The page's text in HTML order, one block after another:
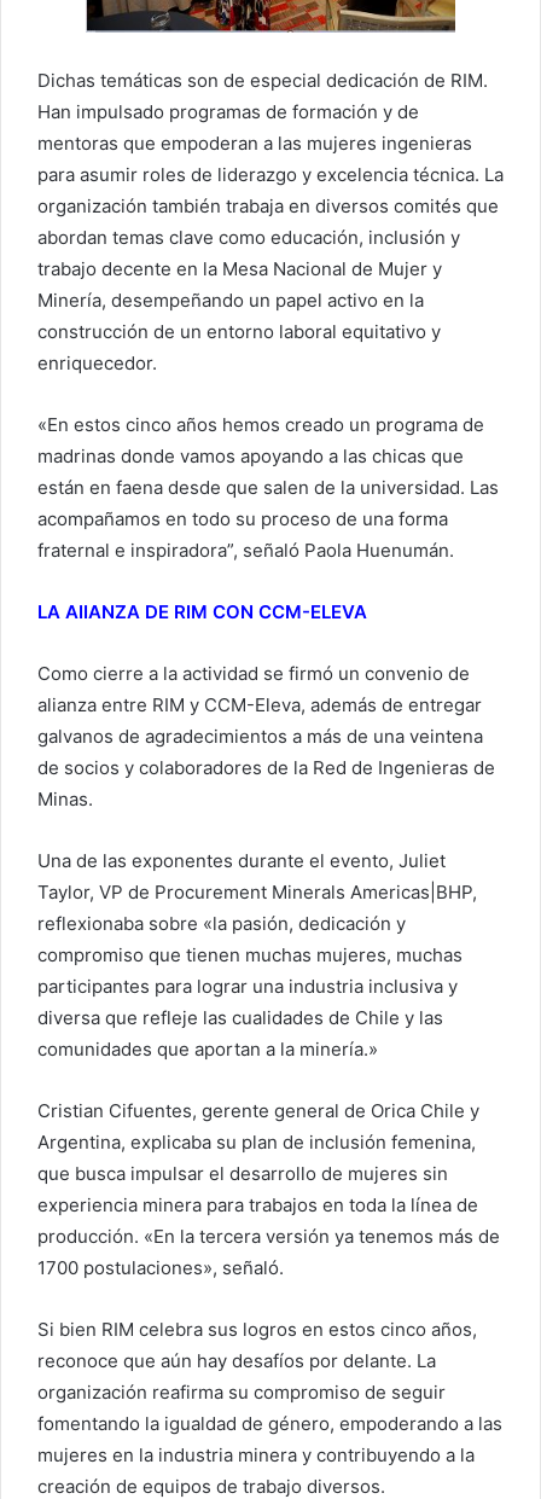
Dichas temáticas son de especial dedicación de RIM.
Han impulsado programas de formación y de
mentoras que empoderan a las mujeres ingenieras
para asumir roles de liderazgo y excelencia técnica. La
organización también trabaja en diversos comités que
abordan temas clave como educación, inclusión y
trabajo decente en la Mesa Nacional de Mujer y
Minería, desempeñando un papel activo en la
construcción de un entorno laboral equitativo y
enriquecedor.
«En estos cinco años hemos creado un programa de
madrinas donde vamos apoyando a las chicas que
están en faena desde que salen de la universidad. Las
acompañamos en todo su proceso de una forma
fraternal e inspiradora”, señaló Paola Huenumán.
LA AIIANZA DE RIM CON CCM-ELEVA
Como cierre a la actividad se firmó un convenio de
alianza entre RIM y CCM-Eleva, además de entregar
galvanos de agradecimientos a más de una veintena
de socios y colaboradores de la Red de Ingenieras de
Minas.
Una de las exponentes durante el evento, Juliet
Taylor, VP de Procurement Minerals Americas|BHP,
reflexionaba sobre «la pasión, dedicación y
compromiso que tienen muchas mujeres, muchas
participantes para lograr una industria inclusiva y
diversa que refleje las cualidades de Chile y las
comunidades que aportan a la minería.»
Cristian Cifuentes, gerente general de Orica Chile y
Argentina, explicaba su plan de inclusión femenina,
que busca impulsar el desarrollo de mujeres sin
experiencia minera para trabajos en toda la línea de
producción. «En la tercera versión ya tenemos más de
1700 postulaciones», señaló.
Si bien RIM celebra sus logros en estos cinco años,
reconoce que aún hay desafíos por delante. La
organización reafirma su compromiso de seguir
fomentando la igualdad de género, empoderando a las
mujeres en la industria minera y contribuyendo a la
creación de equipos de trabajo diversos.